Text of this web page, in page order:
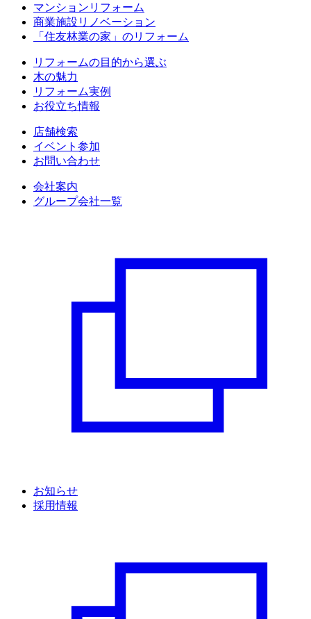
マンションリフォーム
商業施設リノベーション
「住友林業の家」のリフォーム
リフォームの目的から選ぶ
木の魅力
リフォーム実例
お役立ち情報
店舗検索
イベント参加
お問い合わせ
会社案内
グループ会社一覧
お知らせ
採用情報